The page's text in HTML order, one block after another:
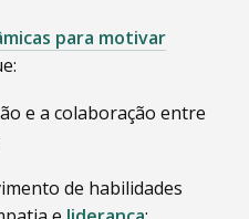
para motivar
e a colaboração entre
de habilidades